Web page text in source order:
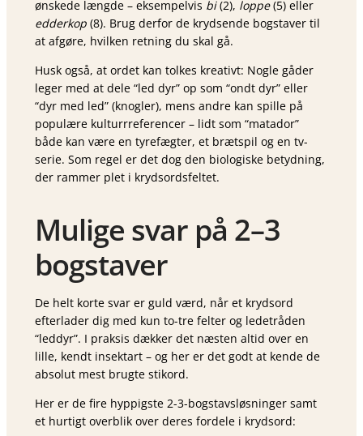
ønskede længde – eksempelvis bi(2), loppe(5) eller
edderkop (8). Brug derfor de krydsende bogstaver til
at afgøre, hvilken retning du skal gå.
Husk også, at ordet kan tolkes kreativt: Nogle gåder
leger med at dele “led dyr” op som “ondt dyr” eller
“dyr med led” (knogler), mens andre kan spille på
populære kulturrreferencer – lidt som “matador”
både kan være en tyrefægter, et brætspil og en tv-
serie. Som regel er det dog den biologiske betydning,
der rammer plet i krydsordsfeltet.
Mulige svar på 2–3
bogstaver
De helt korte svar er guld værd, når et krydsord
efterlader dig med kun to-tre felter og ledetråden
“leddyr”. I praksis dækker det næsten altid over en
lille, kendt insektart – og her er det godt at kende de
absolut mest brugte stikord.
Her er de fire hyppigste 2-3-bogstavsløsninger samt
et hurtigt overblik over deres fordele i krydsord: